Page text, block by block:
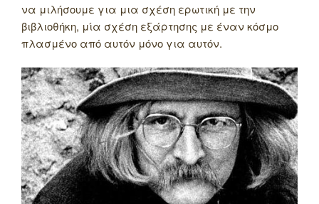
να μιλήσουμε για μια σχέση ερωτική με την
βιβλιοθήκη, μία σχέση εξάρτησης με έναν κόσμο
πλασμένο από αυτόν μόνο για αυτόν.